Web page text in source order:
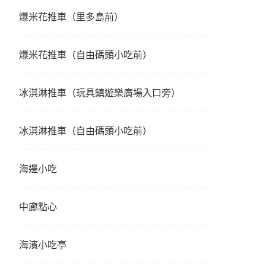
爆米花推車（里多島前）
爆米花推車（自由碼頭小吃前）
冰淇淋推車（玩具鎮遊樂廣場入口旁）
冰淇淋推車（自由碼頭小吃前）
海邊小吃
中廊點心
海濱小吃亭